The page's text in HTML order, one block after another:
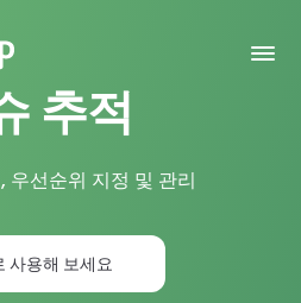
추적
우선순위 지정 및 관리
사용해 보세요